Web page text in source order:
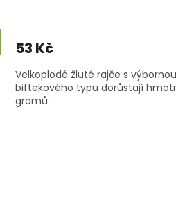
53 Kč
Velkoplodé žluté rajče s
biftekového typu dorůstají
gramů.